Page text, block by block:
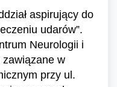
aspirujący do
udarów”.
Neurologii i
zawiązane w
przy ul.